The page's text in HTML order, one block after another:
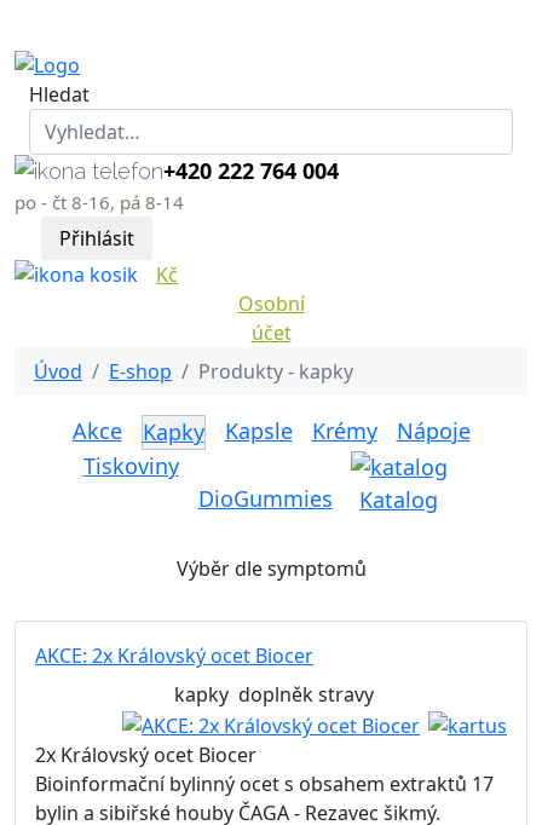
Hledat
+420 222 764 004
po - čt 8-16, pá 8-14
Přihlásit
Kč
Osobní
účet
Úvod
E-shop Produkty - kapky
Akce Kapky Kapsle Krémy
Nápoje
Tiskoviny
DioGummies
Katalog
Výběr dle symptomů
AKCE: 2x Královský ocet Biocer
kapky doplněk stravy
2x Královský ocet Biocer
Bioinformační bylinný ocet s obsahem extraktů 17
bylin a sibiřské houby ČAGA - Rezavec šikmý.